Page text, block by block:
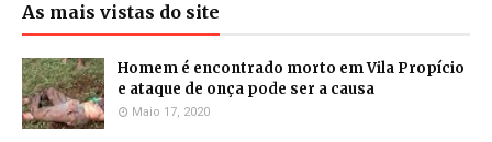
As mais vistas do site
Homem é encontrado morto em Vila Propício
e ataque de onça pode ser a causa
Maio 17, 2020